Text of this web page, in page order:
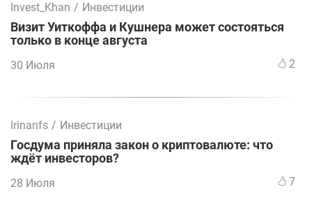
Invest_Khan / Инвестиции
Визит Уиткоффа и Кушнера может состояться
только в конце августа
30 Июля 2
Irinanfs / Инвестиции
Госдума приняла закон о криптовалюте: что
ждёт инвесторов?
28 Июля 7